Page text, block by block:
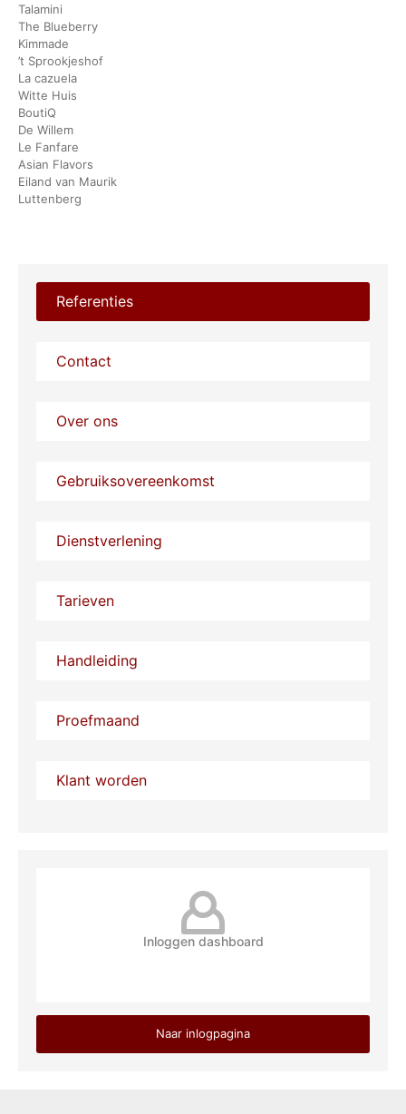
Talamini
The Blueberry
Kimmade
’t Sprookjeshof
La cazuela
Witte Huis
BoutiQ
De Willem
Le Fanfare
Asian Flavors
Eiland van Maurik
Luttenberg
Referenties
Contact
Over ons
Gebruiksovereenkomst
Dienstverlening
Tarieven
Handleiding
Proefmaand
Klant worden
Inloggen dashboard
Naar inlogpagina